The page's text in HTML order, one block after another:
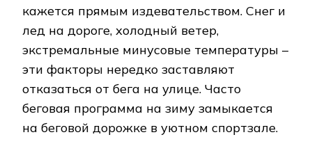
кажется прямым издевательством. Снег и
лед на дороге, холодный ветер,
экстремальные минусовые температуры –
эти факторы нередко заставляют
отказаться от бега на улице. Часто
беговая программа на зиму замыкается
на беговой дорожке в уютном спортзале.